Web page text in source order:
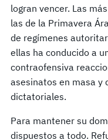
logran vencer. Las
las de la Primavera
de regímenes
ellas ha conducido a
contraofensiva
asesinatos en masa y
dictatoriales.
Para mantener su
dispuestos a todo.